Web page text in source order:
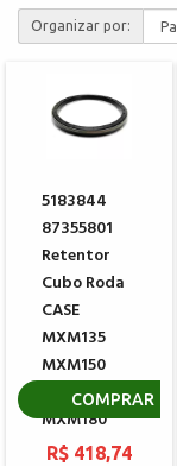
Organizar por:
5183844
87355801
Retentor
Cubo Roda
CASE
MXM135
MXM150
MXM165
MXM180
R$ 418,74
COMPRAR